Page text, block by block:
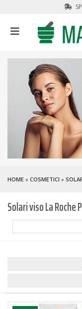
HOME » COSMETICI »
Solari viso La Roche